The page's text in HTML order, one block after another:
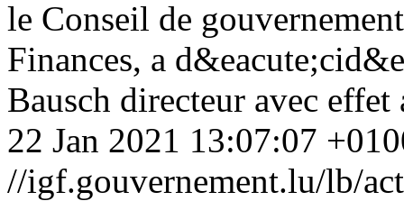
le Conseil de
Finances, a
Bausch directeur avec
22 Jan 2021 13:07:07
//igf.gouvernement.lu/lb/